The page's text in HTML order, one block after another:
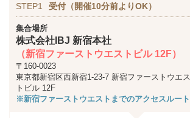
STEP1 受付（開催10分前よりOK）
集合場所
株式会社IBJ 新宿本社
（新宿ファーストウエストビル 12F）
〒160-0023
東京都新宿区西新宿1-23-7 新宿ファーストウエス
トビル 12F
※新宿ファーストウエストまでのアクセスルート